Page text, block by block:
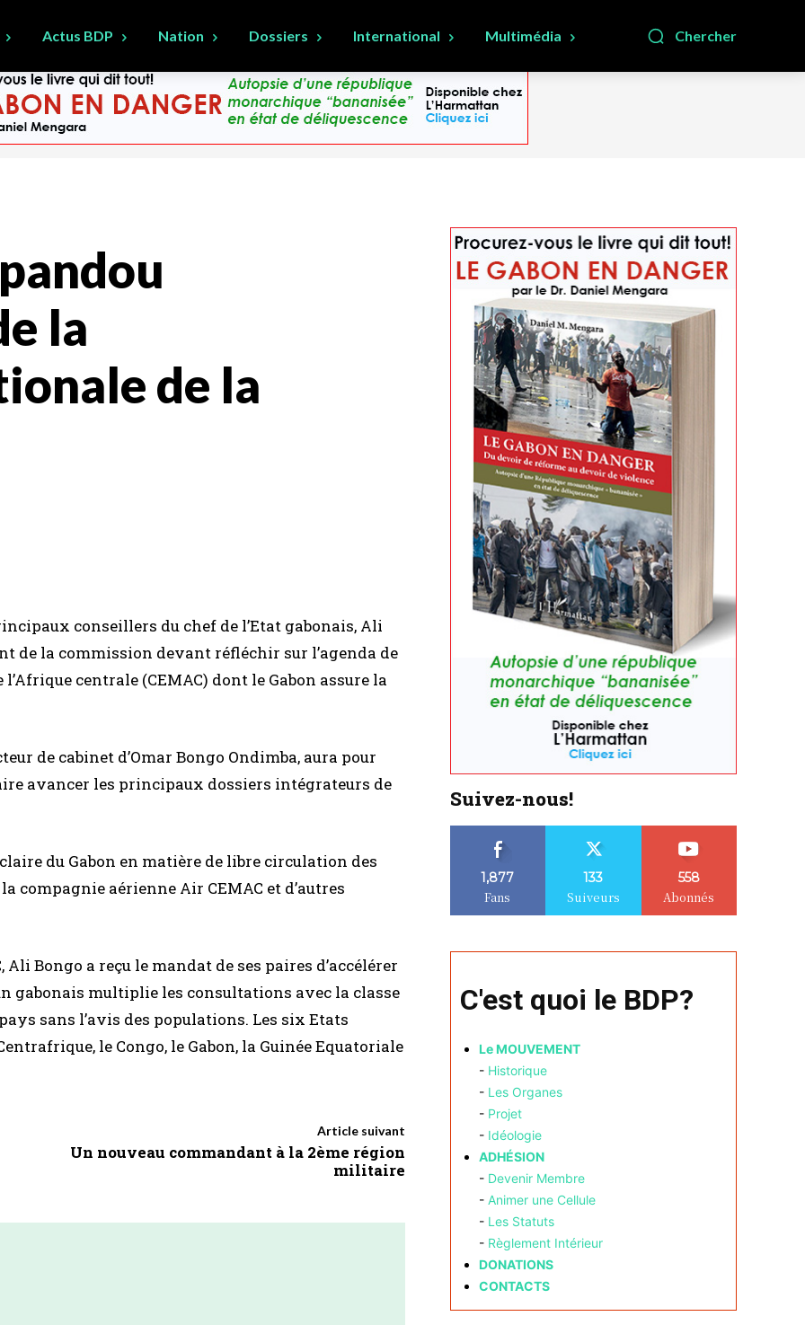
Chercher
Actus BDP Nation Dossiers International Multimédia
la
de la
conseillers du chef de l’Etat gabonais, Ali
de la commission devant réfléchir sur l’agenda de
centrale (CEMAC) dont le Gabon assure la
de cabinet d’Omar Bongo Ondimba, aura pour
avancer les principaux dossiers intégrateurs de
du Gabon en matière de libre circulation des
compagnie aérienne Air CEMAC et d’autres
Ali Bongo a reçu le mandat de ses paires d’accélérer
gabonais multiplie les consultations avec la classe
sans l’avis des populations. Les six Etats
le Congo, le Gabon, la Guinée Equatoriale
Article suivant
Un nouveau commandant à la 2ème région
militaire
Suivez-nous!
1,877
Fans
133
Suiveurs
558
Abonnés
C'est quoi le BDP?
Le MOUVEMENT
- Historique
- Les Organes
- Projet
- Idéologie
ADHÉSION
- Devenir Membre
- Animer une Cellule
- Les Statuts
- Règlement Intérieur
DONATIONS
CONTACTS